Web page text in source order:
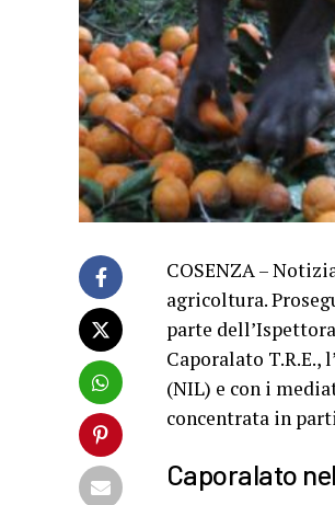
COSENZA –
agricoltura.
parte
Caporalato
(NIL) e con i
concentrata in
Caporalato